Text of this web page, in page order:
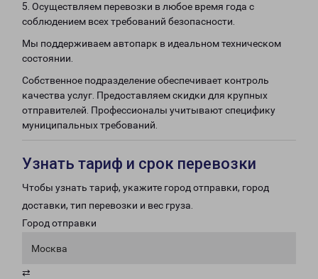
5. Осуществляем перевозки в любое время года с
соблюдением всех требований безопасности.
Мы поддерживаем автопарк в идеальном техническом
состоянии.
Собственное подразделение обеспечивает контроль
качества услуг. Предоставляем скидки для крупных
отправителей. Профессионалы учитывают специфику
муниципальных требований.
Узнать тариф и срок перевозки
Чтобы узнать тариф, укажите город отправки, город
доставки, тип перевозки и вес груза.
Город отправки
Москва
⇄